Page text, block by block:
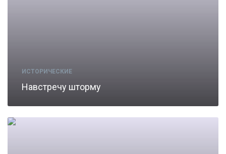
ИСТОРИЧЕСКИЕ
Навстречу шторму